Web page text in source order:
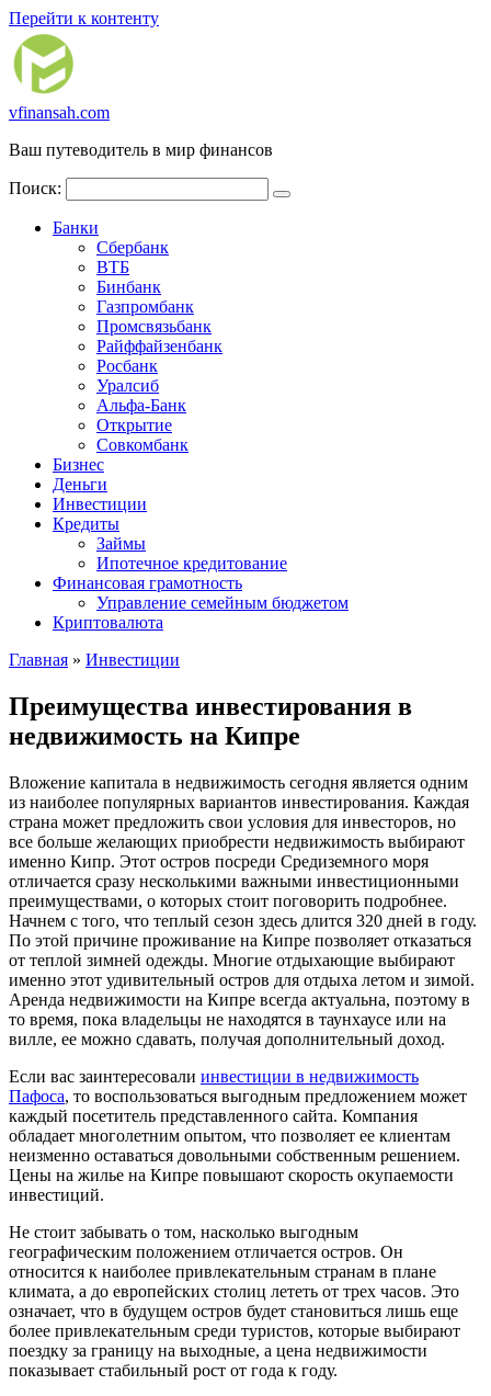
Перейти к контенту
vfinansah.com
Ваш путеводитель в мир финансов
Поиск:
Банки
Сбербанк
ВТБ
Бинбанк
Газпромбанк
Промсвязьбанк
Райффайзенбанк
Росбанк
Уралсиб
Альфа-Банк
Открытие
Совкомбанк
Бизнес
Деньги
Инвестиции
Кредиты
Займы
Ипотечное кредитование
Финансовая грамотность
Управление семейным бюджетом
Криптовалюта
Главная » Инвестиции
Преимущества инвестирования в
недвижимость на Кипре
Вложение капитала в недвижимость сегодня является одним
из наиболее популярных вариантов инвестирования. Каждая
страна может предложить свои условия для инвесторов, но
все больше желающих приобрести недвижимость выбирают
именно Кипр. Этот остров посреди Средиземного моря
отличается сразу несколькими важными инвестиционными
преимуществами, о которых стоит поговорить подробнее.
Начнем с того, что теплый сезон здесь длится 320 дней в году.
По этой причине проживание на Кипре позволяет отказаться
от теплой зимней одежды. Многие отдыхающие выбирают
именно этот удивительный остров для отдыха летом и зимой.
Аренда недвижимости на Кипре всегда актуальна, поэтому в
то время, пока владельцы не находятся в таунхаусе или на
вилле, ее можно сдавать, получая дополнительный доход.
Если вас заинтересовали инвестиции в недвижимость
Пафоса, то воспользоваться выгодным предложением может
каждый посетитель представленного сайта. Компания
обладает многолетним опытом, что позволяет ее клиентам
неизменно оставаться довольными собственным решением.
Цены на жилье на Кипре повышают скорость окупаемости
инвестиций.
Не стоит забывать о том, насколько выгодным
географическим положением отличается остров. Он
относится к наиболее привлекательным странам в плане
климата, а до европейских столиц лететь от трех часов. Это
означает, что в будущем остров будет становиться лишь еще
более привлекательным среди туристов, которые выбирают
поездку за границу на выходные, а цена недвижимости
показывает стабильный рост от года к году.